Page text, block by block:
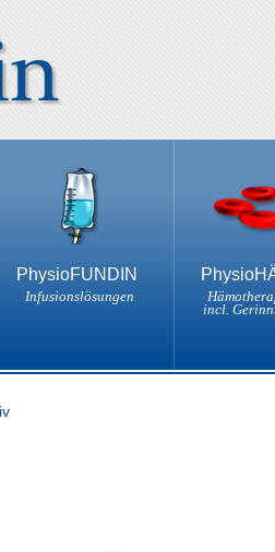
PhysioFUNDIN
Infusionslösungen
incl.